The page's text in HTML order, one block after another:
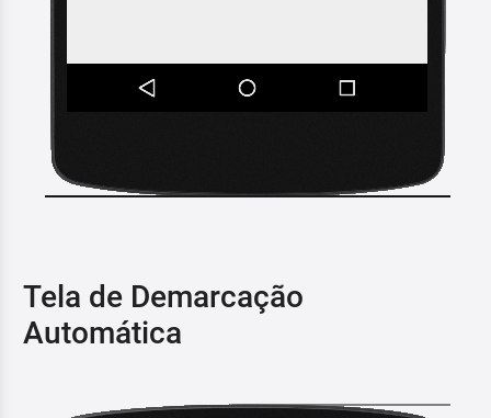
Tela de Demarcação
Automática